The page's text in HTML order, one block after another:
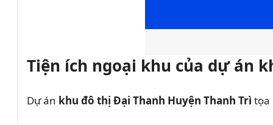
Tiện ích ngoại khu của dự án
Dự án khu đô thị Đại Thanh Huyện Thanh Trì tọa